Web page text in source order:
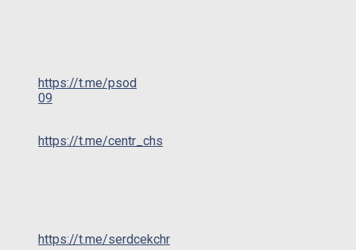
https://t.me/psod
09
https://t.me/centr_chs
https://t.me/serdcekchr